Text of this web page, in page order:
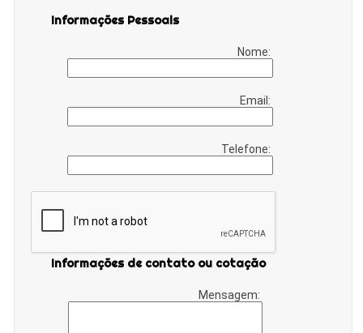
Informações Pessoais
Nome:
Email:
Telefone:
Informações de contato ou cotação
Mensagem: